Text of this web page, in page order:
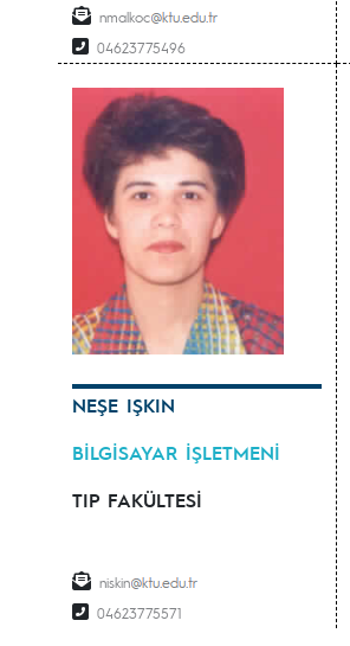
nmalkoc
04623775496
NEŞE IŞKIN
BİLGİSAYAR İŞLETMENİ
TIP FAKÜLTESİ
niskin
04623775571